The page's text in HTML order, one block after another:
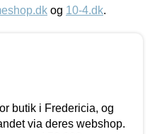
og 10-4.dk.
butik i Fredericia, og
via deres webshop.